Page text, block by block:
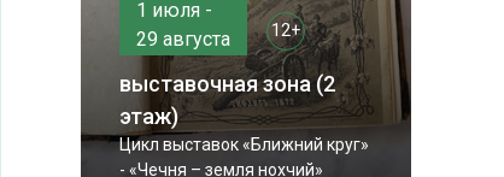
1 июля -
29 августа
12+
выставочная зона (2
этаж)
Цикл выставок «Ближний круг»
- «Чечня – земля нохчий»